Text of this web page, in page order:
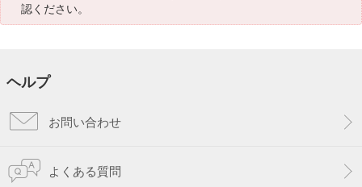
認ください。
ヘルプ
お問い合わせ
よくある質問